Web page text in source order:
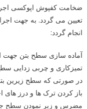
ضخامت کفپوش اپوکسی
تعیین می گردد. به جهت
انجام گردد:
آماده سازی سطح بتن جهت
تمیزکاری و چربی زدایی
در صورتی که سطح زیرین
باز کردن ترک ها و درز های
مضرس و زبر نمودن سطح